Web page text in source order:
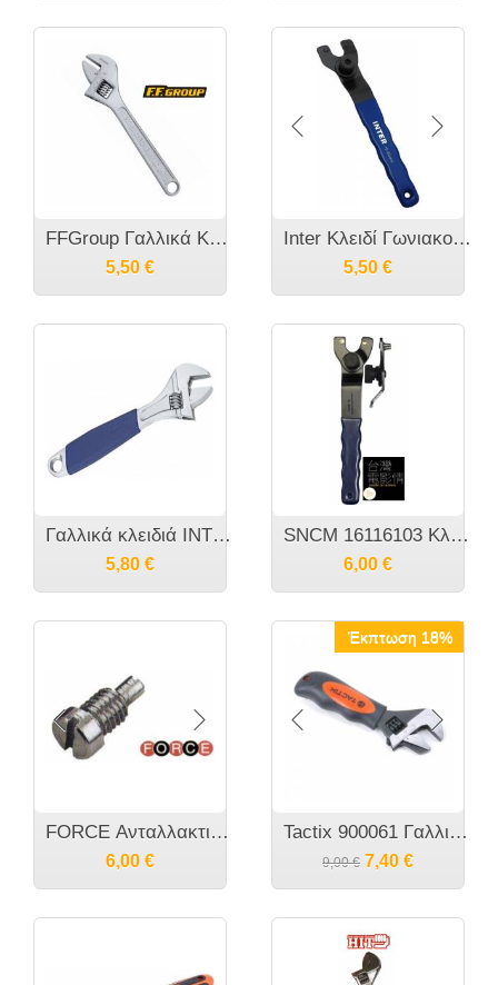
FFGroup Γαλλικά Κλειδιά CR-V
5,50 €
Inter Κλειδί Γωνιακού Τροχού 738956
5,50 €
Γαλλικά κλειδιά INTER Κίνας
5,80 €
SNCM 16116103 Κλειδί σύσφιξης/αποσύσφιξης γωνιακού τροχού Universal
6,00 €
FORCE Ανταλλακτικοί πείροι για τα γαντζόκλειδα
6,00 €
Έκπτωση 18%
Tactix 900061 Γαλλικό κλειδί - κάβουρας MINI CR-V
9,00 € 7,40 €